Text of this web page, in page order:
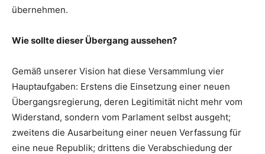
übernehmen.
Wie sollte dieser Übergang aussehen?
Gemäß unserer Vision hat diese Versammlung vier
Hauptaufgaben: Erstens die Einsetzung einer neuen
Übergangsregierung, deren Legitimität nicht mehr vom
Widerstand, sondern vom Parlament selbst ausgeht;
zweitens die Ausarbeitung einer neuen Verfassung für
eine neue Republik; drittens die Verabschiedung der